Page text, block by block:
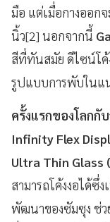
มือ แต่เมื่อกางออก
นิ้ว[2] นอกจากนี้
สีที่ทันสมัย ดีไซน์โ
รูปแบบการพับในแ
ครั้งแรกของโลกกั
Infinity Flex
Ultra Thin Glass
สามารถโค้งงอได้
พัฒนาของซัมซุง ช่ว